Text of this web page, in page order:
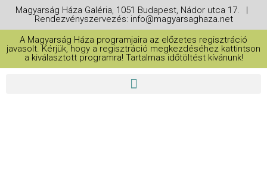
Magyarság Háza Galéria, 1051 Budapest, Nádor utca 17. |
Rendezvényszervezés: info@magyarsaghaza.net
A Magyarság Háza programjaira az előzetes regisztráció
javasolt. Kérjük, hogy a regisztráció megkezdéséhez kattintson
a kiválasztott programra! Tartalmas időtöltést kívánunk!